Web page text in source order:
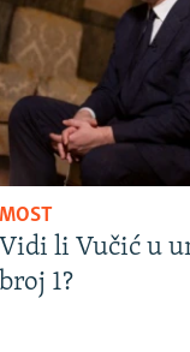
MOST
Vidi li Vučić u
broj 1?